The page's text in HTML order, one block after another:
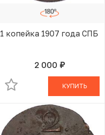
1 копейка 1907 года СПБ
2 000 руб.
В КОРЗИНЕ
КУПИТЬ